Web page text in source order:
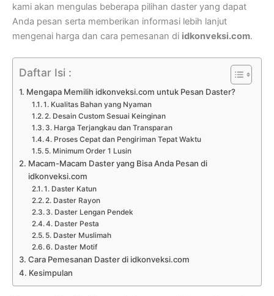
kami akan mengulas beberapa pilihan daster yang dapat
Anda pesan serta memberikan informasi lebih lanjut
mengenai harga dan cara pemesanan di idkonveksi.com.
Daftar Isi :
Mengapa Memilih idkonveksi.com untuk Pesan Daster?
1. Kualitas Bahan yang Nyaman
2. Desain Custom Sesuai Keinginan
3. Harga Terjangkau dan Transparan
4. Proses Cepat dan Pengiriman Tepat Waktu
5. Minimum Order 1 Lusin
Macam-Macam Daster yang Bisa Anda Pesan di
idkonveksi.com
1. Daster Katun
2. Daster Rayon
3. Daster Lengan Pendek
4. Daster Pesta
5. Daster Muslimah
6. Daster Motif
Cara Pemesanan Daster di idkonveksi.com
Kesimpulan